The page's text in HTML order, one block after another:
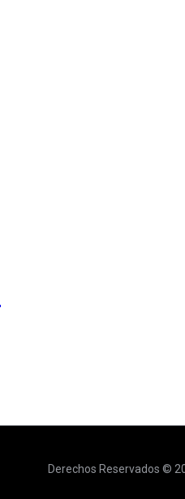
Derechos Reservados ©